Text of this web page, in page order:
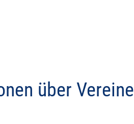
über Vereine